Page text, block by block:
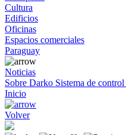
Cultura
Edificios
Oficinas
Espacios comerciales
Paraguay
Noticias
Sobre Darko Sistema de control
Inicio
Volver